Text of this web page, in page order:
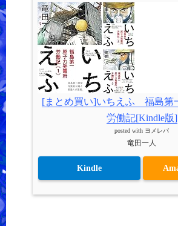
[まとめ買い]いちえふ 福島第
労働記[Kindle版]
posted with ヨメレバ
竜田一人
Kindle